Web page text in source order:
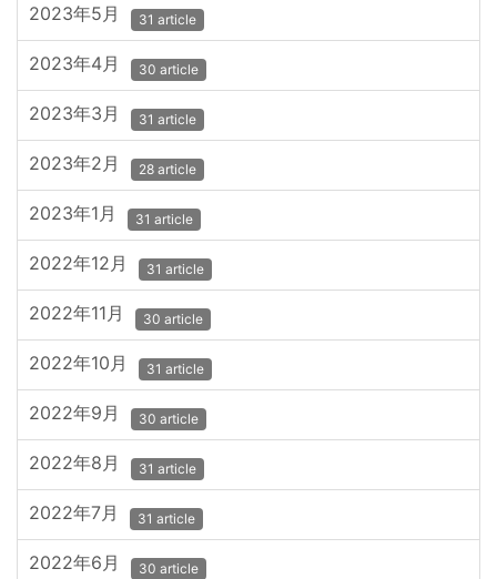
2023年5月 31 article
2023年4月 30 article
2023年3月 31 article
2023年2月 28 article
2023年1月 31 article
2022年12月 31 article
2022年11月 30 article
2022年10月 31 article
2022年9月 30 article
2022年8月 31 article
2022年7月 31 article
2022年6月 30 article